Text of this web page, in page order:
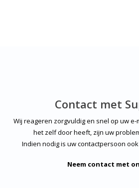
Contact met
Wij reageren zorgvuldig en snel op uw e-
het zelf door heeft, zijn uw
Indien nodig is uw contactpersoon
Neem contact met